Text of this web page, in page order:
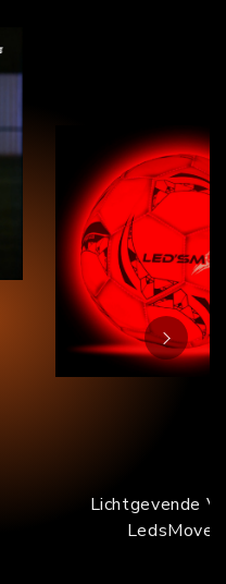
Lichtgevende
LedsMove